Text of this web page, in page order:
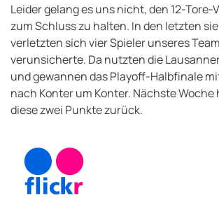
Leider gelang es uns nicht, den 12-Tore-
zum Schluss zu halten. In den letzten
verletzten sich vier Spieler unseres
verunsicherte. Da nutzten die
und gewannen das Playoff-Halbfinale
nach Konter um Konter. Nächste Woche
diese zwei Punkte zurück.